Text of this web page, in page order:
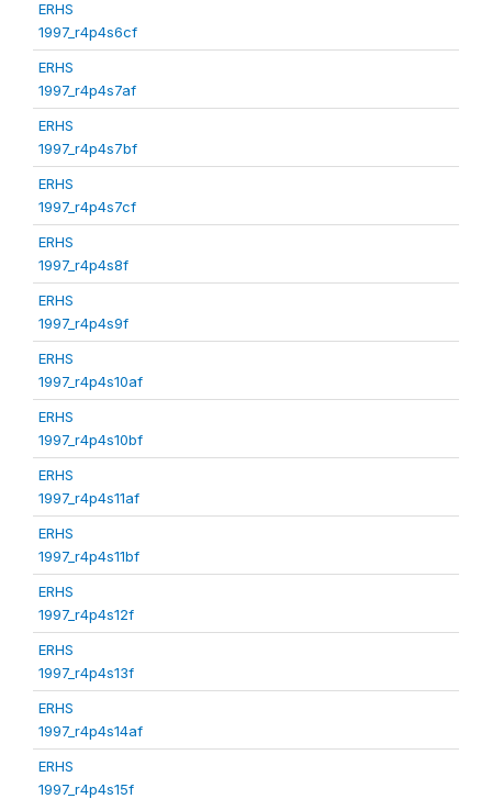
ERHS
1997_r4p4s6cf
ERHS
1997_r4p4s7af
ERHS
1997_r4p4s7bf
ERHS
1997_r4p4s7cf
ERHS
1997_r4p4s8f
ERHS
1997_r4p4s9f
ERHS
1997_r4p4s10af
ERHS
1997_r4p4s10bf
ERHS
1997_r4p4s11af
ERHS
1997_r4p4s11bf
ERHS
1997_r4p4s12f
ERHS
1997_r4p4s13f
ERHS
1997_r4p4s14af
ERHS
1997_r4p4s15f